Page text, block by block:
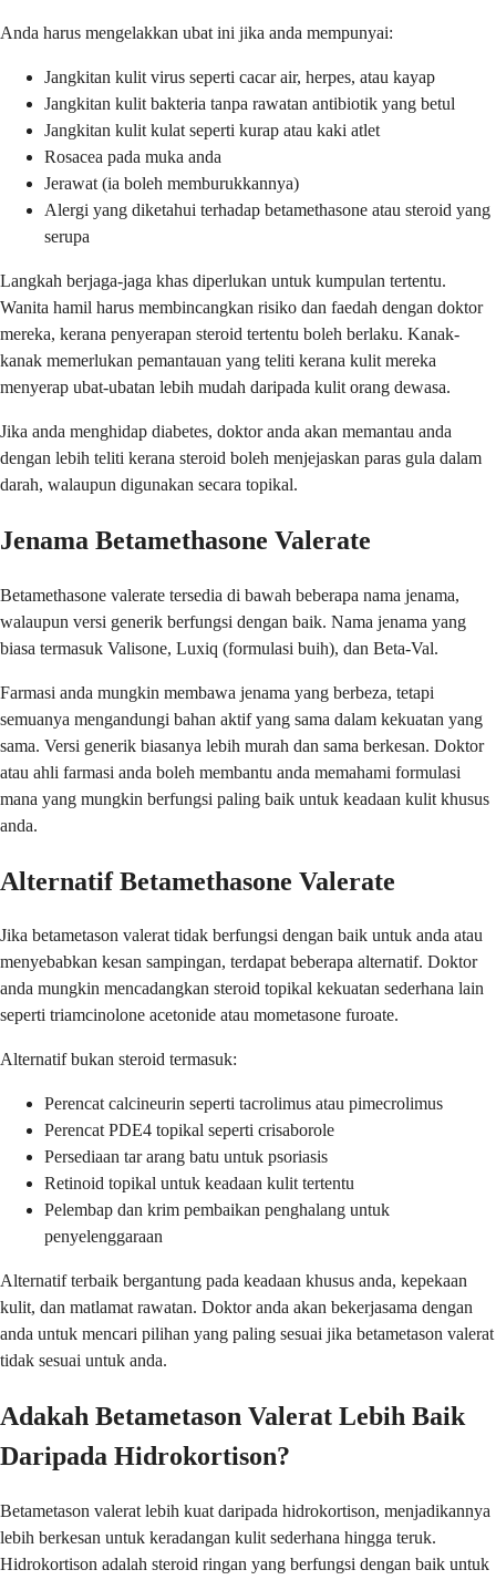
Anda harus mengelakkan ubat ini jika anda mempunyai:
Jangkitan kulit virus seperti cacar air, herpes, atau kayap
Jangkitan kulit bakteria tanpa rawatan antibiotik yang betul
Jangkitan kulit kulat seperti kurap atau kaki atlet
Rosacea pada muka anda
Jerawat (ia boleh memburukkannya)
Alergi yang diketahui terhadap betamethasone atau steroid yang
serupa
Langkah berjaga-jaga khas diperlukan untuk kumpulan tertentu.
Wanita hamil harus membincangkan risiko dan faedah dengan doktor
mereka, kerana penyerapan steroid tertentu boleh berlaku. Kanak-
kanak memerlukan pemantauan yang teliti kerana kulit mereka
menyerap ubat-ubatan lebih mudah daripada kulit orang dewasa.
Jika anda menghidap diabetes, doktor anda akan memantau anda
dengan lebih teliti kerana steroid boleh menjejaskan paras gula dalam
darah, walaupun digunakan secara topikal.
Jenama Betamethasone Valerate
Betamethasone valerate tersedia di bawah beberapa nama jenama,
walaupun versi generik berfungsi dengan baik. Nama jenama yang
biasa termasuk Valisone, Luxiq (formulasi buih), dan Beta-Val.
Farmasi anda mungkin membawa jenama yang berbeza, tetapi
semuanya mengandungi bahan aktif yang sama dalam kekuatan yang
sama. Versi generik biasanya lebih murah dan sama berkesan. Doktor
atau ahli farmasi anda boleh membantu anda memahami formulasi
mana yang mungkin berfungsi paling baik untuk keadaan kulit khusus
anda.
Alternatif Betamethasone Valerate
Jika betametason valerat tidak berfungsi dengan baik untuk anda atau
menyebabkan kesan sampingan, terdapat beberapa alternatif. Doktor
anda mungkin mencadangkan steroid topikal kekuatan sederhana lain
seperti triamcinolone acetonide atau mometasone furoate.
Alternatif bukan steroid termasuk:
Perencat calcineurin seperti tacrolimus atau pimecrolimus
Perencat PDE4 topikal seperti crisaborole
Persediaan tar arang batu untuk psoriasis
Retinoid topikal untuk keadaan kulit tertentu
Pelembap dan krim pembaikan penghalang untuk
penyelenggaraan
Alternatif terbaik bergantung pada keadaan khusus anda, kepekaan
kulit, dan matlamat rawatan. Doktor anda akan bekerjasama dengan
anda untuk mencari pilihan yang paling sesuai jika betametason valerat
tidak sesuai untuk anda.
Adakah Betametason Valerat Lebih Baik
Daripada Hidrokortison?
Betametason valerat lebih kuat daripada hidrokortison, menjadikannya
lebih berkesan untuk keradangan kulit sederhana hingga teruk.
Hidrokortison adalah steroid ringan yang berfungsi dengan baik untuk